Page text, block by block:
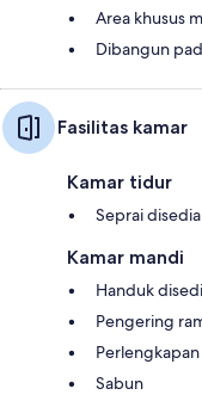
Area khusus
Dibangun
Fasilitas kamar
Kamar tidur
Seprai
Kamar mandi
Handuk
Pengering
Sabun